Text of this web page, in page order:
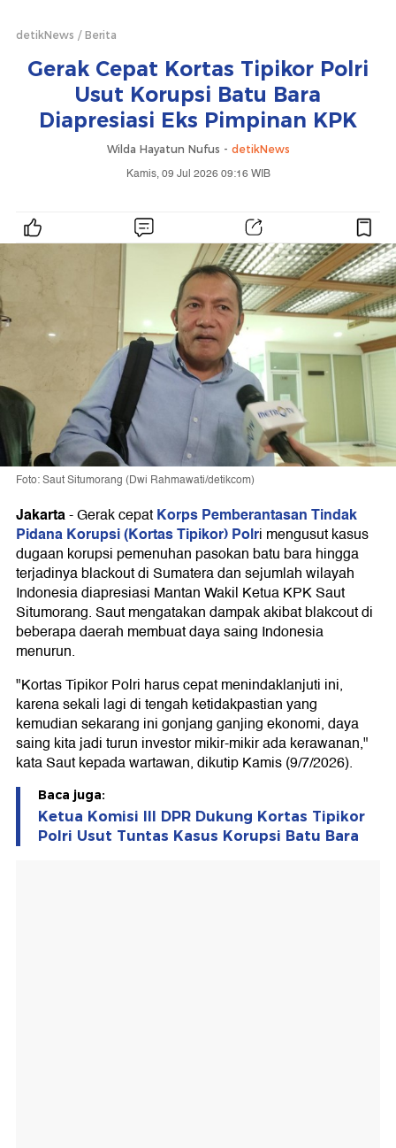
detikNews Berita
Gerak Cepat Kortas Tipikor Polri
Usut Korupsi Batu Bara
Diapresiasi Eks Pimpinan KPK
Wilda Hayatun Nufus - detikNews
Kamis, 09 Jul 2026 09:16 WIB
Foto: Saut Situmorang (Dwi Rahmawati/detikcom)
Jakarta-Gerak cepatKorps Pemberantasan Tindak
Pidana Korupsi (Kortas Tipikor) Polri mengusut kasus
dugaan korupsi pemenuhan pasokan batu bara hingga
terjadinya blackout di Sumatera dan sejumlah wilayah
Indonesia diapresiasi Mantan Wakil Ketua KPK Saut
Situmorang. Saut mengatakan dampak akibat blakcout di
beberapa daerah membuat daya saing Indonesia
menurun.
"Kortas Tipikor Polri harus cepat menindaklanjuti ini,
karena sekali lagi di tengah ketidakpastian yang
kemudian sekarang ini gonjang ganjing ekonomi, daya
saing kita jadi turun investor mikir-mikir ada kerawanan,"
kata Saut kepada wartawan, dikutip Kamis (9/7/2026).
Baca juga:
Ketua Komisi III DPR Dukung Kortas Tipikor
Polri Usut Tuntas Kasus Korupsi Batu Bara